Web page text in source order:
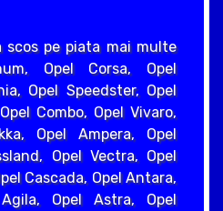
scos pe piata mai multe
Opel Corsa, Opel
Opel Speedster, Opel
Combo, Opel Vivaro,
Opel Ampera, Opel
Opel Vectra, Opel
Cascada, Opel Antara,
Opel Astra, Opel